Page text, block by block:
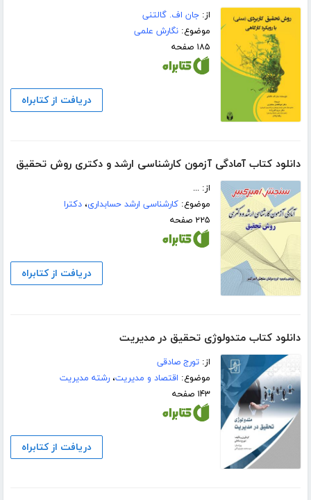
از:جان اف. گالتنی
موضوع:نگارش علمی
۱۸۵ صفحه
دریافت از کتابراه
دانلود کتاب آمادگی آزمون کارشناسی ارشد و دکتری روش تحقیق
از: ...
موضوع:کارشناسی ارشد حسابداری،دکترا
۲۲۵ صفحه
دریافت از کتابراه
دانلود کتاب متدولوژی تحقیق در مدیریت
از:تورج صادقی
موضوع: اقتصاد و مدیریت،رشته مدیریت
۱۴۳ صفحه
دریافت از کتابراه